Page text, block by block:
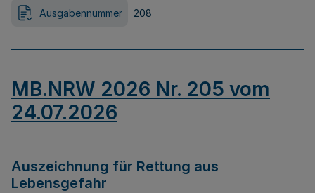
Ausgabennummer 208
MB.NRW 2026 Nr. 205 vom
24.07.2026
Auszeichnung für Rettung aus
Lebensgefahr